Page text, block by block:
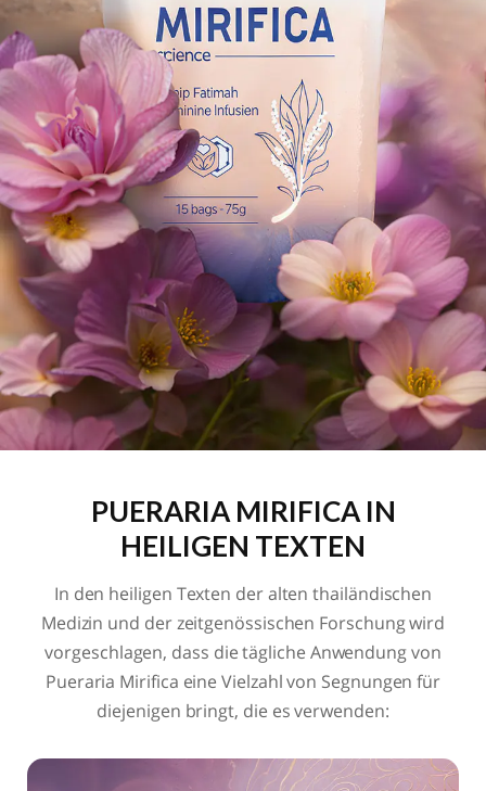
PUERARIA MIRIFICAIN
HEILIGEN TEXTEN
In den heiligen Texten der alten thailändischen
Medizin und der zeitgenössischen Forschung wird
vorgeschlagen, dass die tägliche Anwendung von
Pueraria Mirifica eine Vielzahl von Segnungen für
diejenigen bringt, die es verwenden: